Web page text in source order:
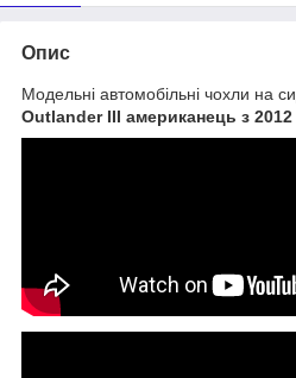
Опис
Модельні автомобільні чохли на
Outlander III американець з 2012